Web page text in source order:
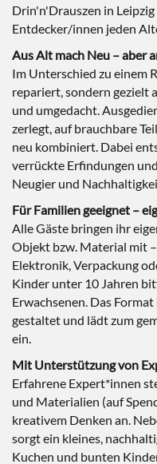
Drin'n'Drauszen in
Entdecker/innen jeden
Aus Alt mach Neu – aber
Im Unterschied zu einem
repariert, sondern gezielt
und umgedacht.
zerlegt, auf brauchbare
neu kombiniert. Dabei
verrückte Erfindungen
Neugier und
Für Familien geeignet –
Alle Gäste bringen ihr
Objekt bzw. Material mit
Elektronik, Verpackung
Kinder unter 10 Jahren
Erwachsenen. Das
gestaltet und lädt zum
ein.
Mit Unterstützung von
Erfahrene Expert*innen
und Materialien (auf
kreativem Denken an.
sorgt ein kleines,
Kuchen und bunten